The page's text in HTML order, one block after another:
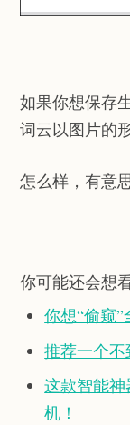
如果你想保存
词云以图片的
怎么样，有意
你可能还会想
你想“偷窥”
推荐一个不
这款智能
机！